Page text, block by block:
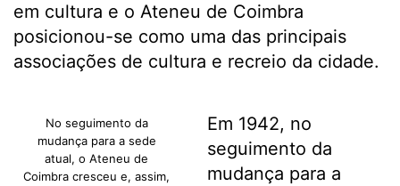
em cultura e o Ateneu de Coimbra
posicionou-se como uma das principais
associações de cultura e recreio da cidade.
No seguimento da
mudança para a sede
atual, o Ateneu de
Coimbra cresceu e, assim,
Em 1942, no
seguimento da
mudança para a